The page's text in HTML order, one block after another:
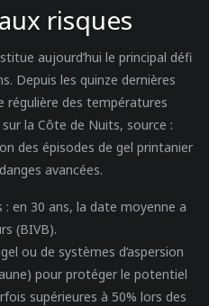
risques
aujourd’hui le principal défi
Depuis les quinze dernières
régulière des températures
la Côte de Nuits, source :
des épisodes de gel printanier
avancées.
: en 30 ans, la date moyenne a
(BIVB).
ou de systèmes d’aspersion
pour protéger le potentiel
supérieures à 50% lors des